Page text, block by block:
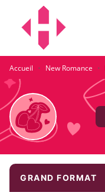
MENU
Accueil · New Romance ·
GRAND FORMAT